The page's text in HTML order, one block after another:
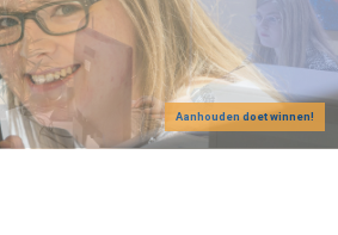
Aanhouden doet winnen!